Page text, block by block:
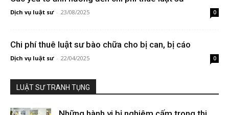
Dịch vụ luật sư - 23/08/2025 0
Chi phí thuê luật sư bào chữa cho bị can, bị cáo
Dịch vụ luật sư - 22/04/2025 0
LUẬT SƯ TRANH TỤNG